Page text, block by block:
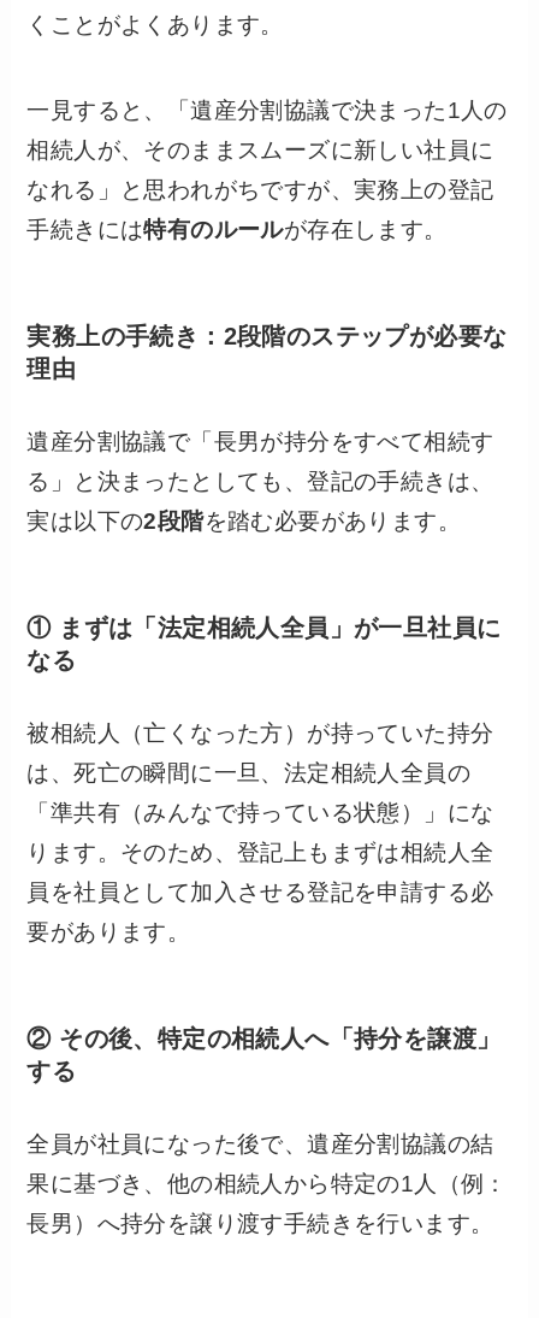
くことがよくあります。
一見すると、「遺産分割協議で決まった1人の
相続人が、そのままスムーズに新しい社員に
なれる」と思われがちですが、実務上の登記
手続きには特有のルールが存在します。
実務上の手続き：2段階のステップが必要な
理由
遺産分割協議で「長男が持分をすべて相続す
る」と決まったとしても、登記の手続きは、
実は以下の2段階を踏む必要があります。
① まずは「法定相続人全員」が一旦社員に
なる
被相続人（亡くなった方）が持っていた持分
は、死亡の瞬間に一旦、法定相続人全員の
「準共有（みんなで持っている状態）」にな
ります。そのため、登記上もまずは相続人全
員を社員として加入させる登記を申請する必
要があります。
② その後、特定の相続人へ「持分を譲渡」
する
全員が社員になった後で、遺産分割協議の結
果に基づき、他の相続人から特定の1人（例：
長男）へ持分を譲り渡す手続きを行います。